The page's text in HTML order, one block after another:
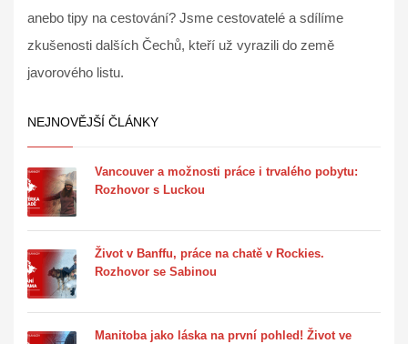
anebo tipy na cestování? Jsme cestovatelé a sdílíme
zkušenosti dalších Čechů, kteří už vyrazili do země
javorového listu.
NEJNOVĚJŠÍ ČLÁNKY
Vancouver a možnosti práce i trvalého pobytu:
Rozhovor s Luckou
Život v Banffu, práce na chatě v Rockies.
Rozhovor se Sabinou
Manitoba jako láska na první pohled! Život ve